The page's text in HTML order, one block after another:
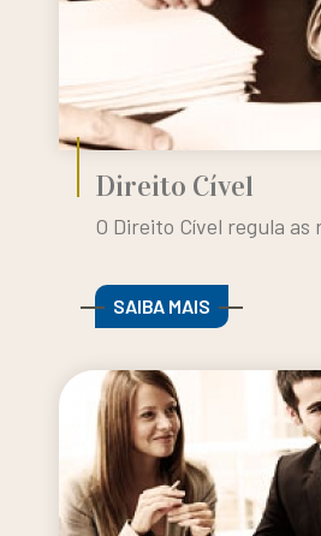
Direito Cível
O Direito Cível regula as
SAIBA MAIS